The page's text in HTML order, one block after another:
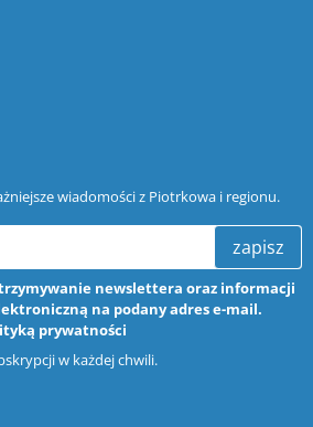
wiadomości z Piotrkowa i regionu.
zapisz
newslettera oraz informacji
na podany adres e-mail.
prywatności
w każdej chwili.